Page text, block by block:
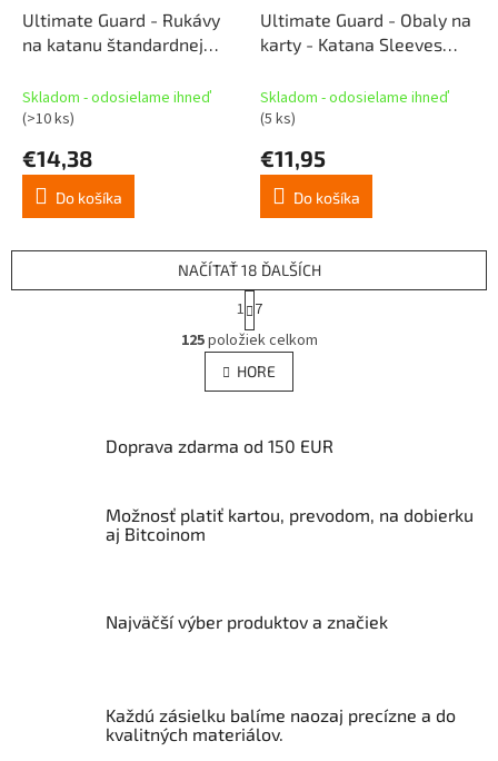
Ultimate Guard - Rukávy
na katanu štandardnej
Obsidiánový črep
Skladom - odosielame ihneď
(>10 ks)
€14,38
Do košíka
Ultimate Guard - Obaly na
karty - Katana Sleeves
Autumn Moon
Skladom - odosielame ihneď
(5 ks)
€11,95
Do košíka
O
v
l
á
c
p
v
s
u
NAČÍTAŤ 18 ĎALŠÍCH
S
t
r
á
n
k
a
e
1 7
125položiek celkom
HORE
Doprava zdarma od 150 EUR
Možnosť platiť kartou, prevodom, na dobierku
aj Bitcoinom
Najväčší výber produktov a značiek
Každú zásielku balíme naozaj precízne a do
kvalitných materiálov.